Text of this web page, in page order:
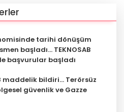
tarihi dönüşüm
başladı... TEKNOSAB
başvurular başladı
maddelik bildiri... Terörsüz
güvenlik ve Gazze